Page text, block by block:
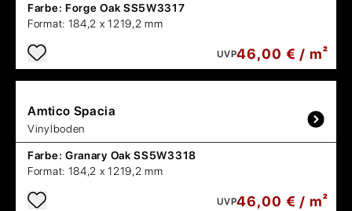
Farbe: Forge Oak SS5W3317
Format: 184,2 x 1219,2 mm
UVP46,00 € / m²
Amtico Spacia
Vinylboden
Farbe: Granary Oak SS5W3318
Format: 184,2 x 1219,2 mm
UVP46,00 € / m²